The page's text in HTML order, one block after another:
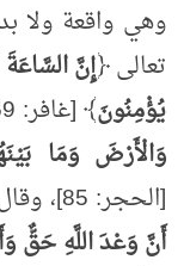
وهي واقعة ولا
تعالى ﴿إِنَّ
يُؤْمِنُونَ﴾ [غافر: 59]، وقال تعالى ﴿
وَالْأَرْضَ وَمَا
[الحجر: 85]، وقال تعالى ﴿
أَنَّ وَعْدَ اللَّهِ حَقٌّ